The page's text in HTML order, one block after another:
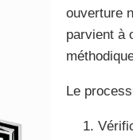
ouverture
parvient à
Le